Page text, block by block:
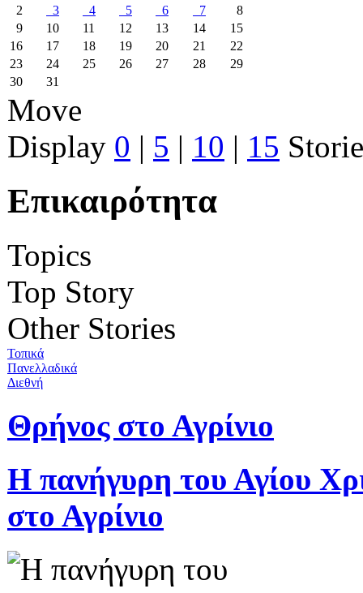
2
3 4 5 6 7
8
9
10 11 12 13 14
15
16
17 18 19 20 21
22
23
24 25 26 27 28
29
30
31
Move
Display 0 | 5 | 10 | 15
Επικαιρότητα
Topics
Top Story
Other Stories
Τοπικά
Πανελλαδικά
Διεθνή
Θρήνος στο Αγρίνιο
Η πανήγυρη του Αγίου
στο Αγρίνιο